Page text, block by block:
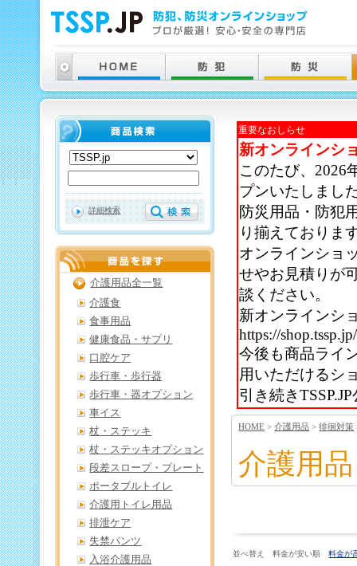
重要なおしらせ
新オンラインシ
このたび、2026
プンいたしまし
防災用品・防犯
り揃えておりま
オンラインショ
せやお見積りが
談ください。
新オンラインシ
https://shop.tssp.jp/
今後も商品ライ
用いただけるシ
引き続き
HOME >介護用品 >徘徊対策
介護用品
並べ替え 料金が安い順料金が
詳細検索
介護用品全一覧
介護食
食事用品
健康食品・サプリ
口腔ケア
歩行車・歩行器
歩行車・器オプション
車イス
杖・ステッキ
杖・ステッキオプション
段差スロープ・プレート
ポータブルトイレ
介護用トイレ用品
排泄ケア
失禁パンツ
入浴介護用品